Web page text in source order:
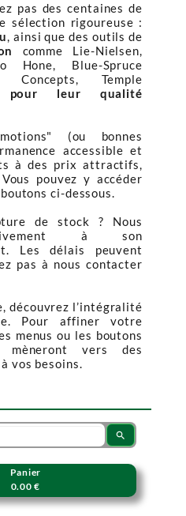
pas des centaines de
sélection rigoureuse :
, ainsi que des outils de
comme Lie-Nielsen,
Hone, Blue-Spruce
Concepts, Temple
pour leur qualité
(ou bonnes
accessible et
à des prix attractifs,
pouvez y accéder
ci-dessous.
de stock ? Nous
à son
Les délais peuvent
pas à nous contacter
découvrez l’intégralité
Pour affiner votre
menus ou les boutons
vers des
vos besoins.
search
Panier
0.00 €